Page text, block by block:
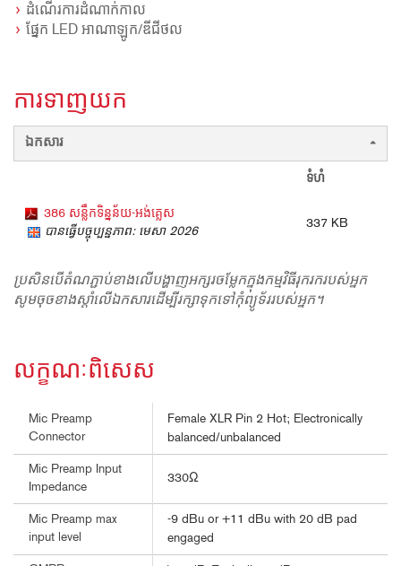
ដំណើរការដំណាក់កាល
ផ្នែក LED អាណាឡូក/ឌីជីថល
ការទាញយក
ឯកសារ
ទំហំ
386 សន្លឹកទិន្នន័យ-អង់គ្លេស
បានធ្វើបច្ចុប្បន្នភាព: មេសា 2026
337 KB
ប្រសិនបើតំណភ្ជាប់ខាងលើបង្ហាញអក្សរចម្លែកក្នុងកម្មវិធីរុករករបស់អ្នក
សូមចុចខាងស្តាំលើឯកសារដើម្បីរក្សាទុកទៅកុំព្យូទ័ររបស់អ្នក។
លក្ខណៈពិសេស
Mic Preamp
Connector
Female XLR Pin 2 Hot; Electronically
balanced/unbalanced
Mic Preamp Input
Impedance
330Ω
Mic Preamp max
input level
-9 dBu or +11 dBu with 20 dB pad
engaged